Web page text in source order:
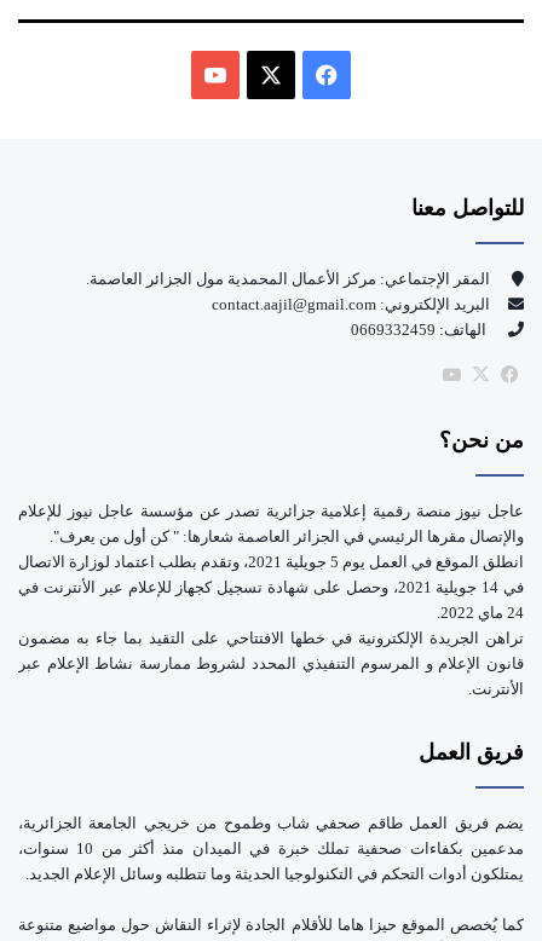
و
ك
للتواصل معنا
المقر الإجتماعي: مركز الأعمال المحمدية مول الجزائر العاصمة.
البريد الإلكتروني: contact.aajil@gmail.com
الهاتف: 0669332459
فيسبوك
‫X
من نحن؟
عاجل نيوز منصة رقمية إعلامية جزائرية تصدر عن مؤسسة عاجل نيوز للإعلام
والإتصال مقرها الرئيسي في الجزائر العاصمة شعارها: " كن أول من يعرف".
انطلق الموقع في العمل يوم 5 جويلية 2021، وتقدم بطلب اعتماد لوزارة الاتصال
في 14 جويلية 2021، وحصل على شهادة تسجيل كجهاز للإعلام عبر الأنترنت في
24 ماي 2022.
تراهن الجريدة الإلكترونية في خطها الافتتاحي على التقيد بما جاء به مضمون
قانون الإعلام و المرسوم التنفيذي المحدد لشروط ممارسة نشاط الإعلام عبر
الأنترنت.
فريق العمل
يضم فريق العمل طاقم صحفي شاب وطموح من خريجي الجامعة الجزائرية،
مدعمين بكفاءات صحفية تملك خبرة في الميدان منذ أكثر من 10 سنوات،
يمتلكون أدوات التحكم في التكنولوجيا الحديثة وما تتطلبه وسائل الإعلام الجديد.
كما يُخصص الموقع حيزا هاما للأقلام الجادة لإثراء النقاش حول مواضيع متنوعة